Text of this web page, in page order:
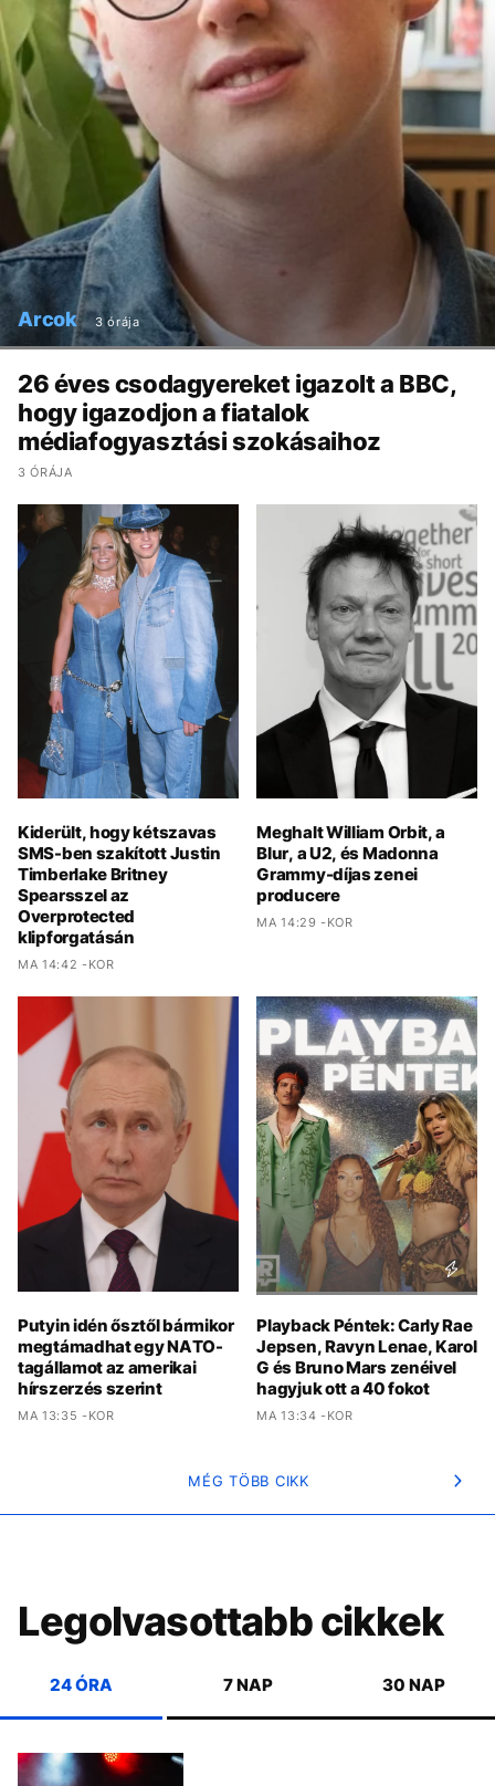
Arcok 3 órája
26 éves csodagyereket igazolt a BBC,
hogy igazodjon a fiatalok
médiafogyasztási szokásaihoz
3 ÓRÁJA
Kiderült, hogy kétszavas
SMS-ben szakított Justin
Timberlake Britney
Spearsszel az
Overprotected
klipforgatásán
MA 14:42 -KOR
Meghalt William Orbit, a
Blur, a U2, és Madonna
Grammy-díjas zenei
producere
MA 14:29 -KOR
Putyin idén ősztől bármikor
megtámadhat egy NATO-
tagállamot az amerikai
hírszerzés szerint
MA 13:35 -KOR
Playback Péntek: Carly Rae
Jepsen, Ravyn Lenae, Karol
G és Bruno Mars zenéivel
hagyjuk ott a 40 fokot
MA 13:34 -KOR
MÉG TÖBB CIKK
Legolvasottabb cikkek
24 ÓRA 7 NAP 30 NAP